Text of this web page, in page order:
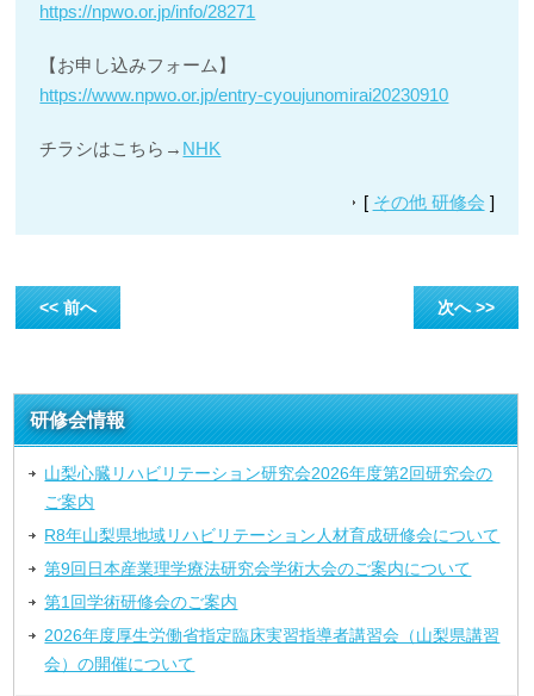
https://npwo.or.jp/info/28271
【お申し込みフォーム】
https://www.npwo.or.jp/entry-cyoujunomirai20230910
チラシはこちら→ NHK
[ その他 研修会 ]
<< 前へ 次へ >>
研修会情報
山梨心臓リハビリテーション研究会2026年度第2回研究会の
ご案内
R8年山梨県地域リハビリテーション人材育成研修会について
第9回日本産業理学療法研究会学術大会のご案内について
第1回学術研修会のご案内
2026年度厚生労働省指定臨床実習指導者講習会（山梨県講習
会）の開催について